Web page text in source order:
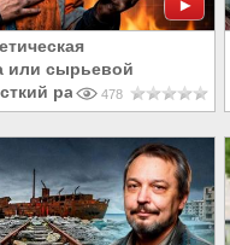
или сырьевой
разбор
478